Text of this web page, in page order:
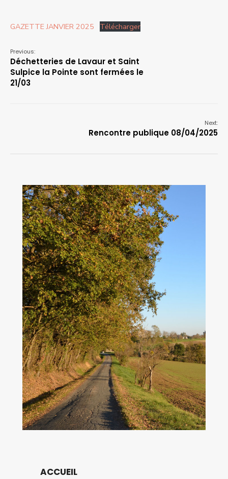
GAZETTE JANVIER 2025 Télécharger
Previous:
Déchetteries de Lavaur et Saint
Sulpice la Pointe sont fermées le
21/03
Next:
Rencontre publique 08/04/2025
ACCUEIL